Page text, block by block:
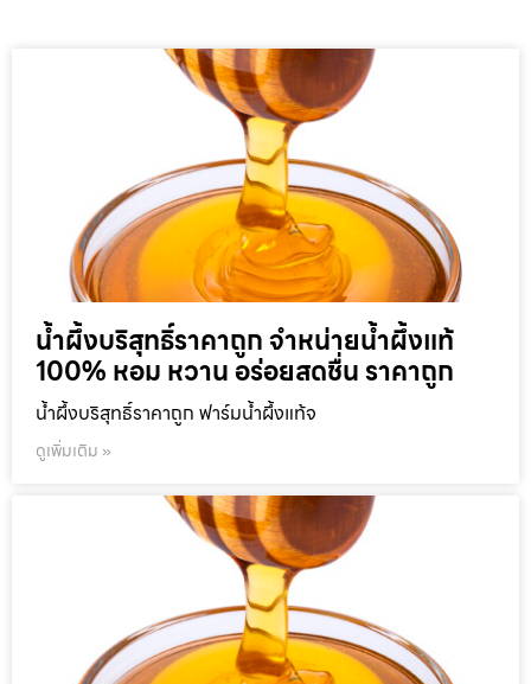
น้ำผึ้งบริสุทธิ์ราคาถูก จำหน่ายน้ำผึ้งแท้
100% หอม หวาน อร่อยสดชื่น ราคาถูก
น้ำผึ้งบริสุทธิ์ราคาถูก ฟาร์มน้ำผึ้งแท้จ
ดูเพิ่มเติม »